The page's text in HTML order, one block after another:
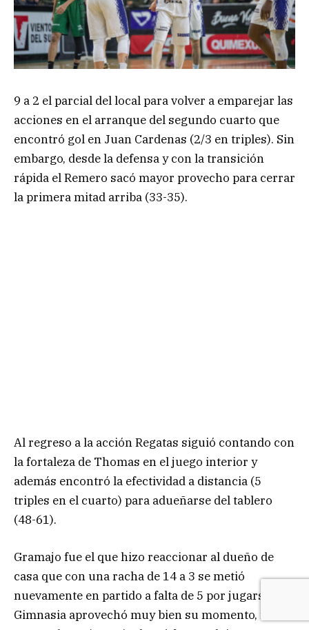
9 a 2 el parcial del local para volver a emparejar las
acciones en el arranque del segundo cuarto que
encontró gol en Juan Cardenas (2/3 en triples). Sin
embargo, desde la defensa y con la transición
rápida el Remero sacó mayor provecho para cerrar
la primera mitad arriba (33-35).
Al regreso a la acción Regatas siguió contando con
la fortaleza de Thomas en el juego interior y
además encontró la efectividad a distancia (5
triples en el cuarto) para adueñarse del tablero
(48-61).
Gramajo fue el que hizo reaccionar al dueño de
casa que con una racha de 14 a 3 se metió
nuevamente en partido a falta de 5 por jugarse.
Gimnasia aprovechó muy bien su momento, fue